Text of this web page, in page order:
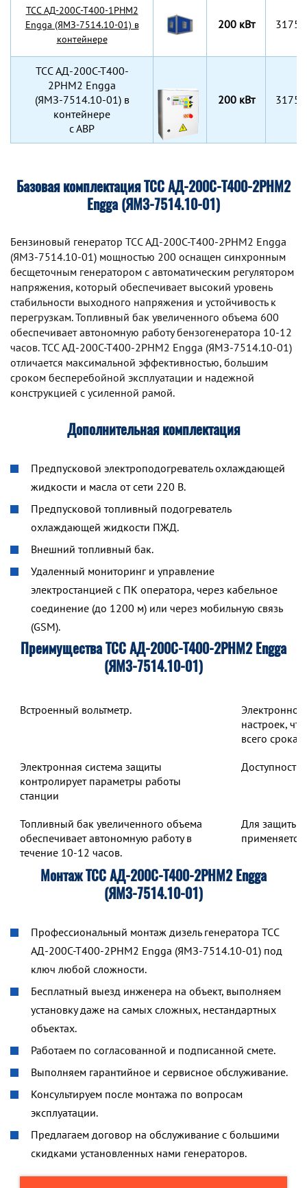
TCC АД-200С-Т400-1РНМ2
Engga (ЯМЗ-7514.10-01) в
контейнере
200 кВт
TCC АД-200С-Т400-
2РНМ2 Engga
(ЯМЗ-7514.10-01) в
контейнере
с АВР
200 кВт
Базовая комплектация ТСС АД-200С-Т400-2РНМ2
Engga (ЯМЗ-7514.10-01)
Бензиновый генератор TCC АД-200С-Т400-2РНМ2 Engga
(ЯМЗ-7514.10-01) мощностью 200 оснащен синхронным
беcщеточным генератором с автоматическим регулятором
напряжения, который обеспечивает высокий уровень
стабильности выходного напряжения и устойчивость к
перегрузкам. Топливный бак увеличенного объема 600
обеспечивает автономную работу бензогенератора 10-12
часов. TCC АД-200С-Т400-2РНМ2 Engga (ЯМЗ-7514.10-01)
отличается максимальной эффективностью, большим
сроком бесперебойной эксплуатации и надежной
конструкцией с усиленной рамой.
Дополнительная комплектация
Предпусковой электроподогреватель охлаждающей
жидкости и масла от сети 220 В.
Предпусковой топливный подогреватель
охлаждающей жидкости ПЖД.
Внешний топливный бак.
Удаленный мониторинг и управление
электростанцией с ПК оператора, через кабельное
соединение (до 1200 м) или через мобильную связь
(GSM).
Преимущества ТСС АД-200С-Т400-2РНМ2 Engga
(ЯМЗ-7514.10-01)
Встроенный вольтметр.
настроек,
всего срока
Электронная система защиты
контролирует параметры работы
станции
Доступность
Топливный бак увеличенного объема
обеспечивает автономную работу в
течение 10-12 часов.
Для защиты
Монтаж ТСС АД-200С-Т400-2РНМ2 Engga
(ЯМЗ-7514.10-01)
Профессиональный монтаж дизель генератора ТСС
АД-200С-Т400-2РНМ2 Engga (ЯМЗ-7514.10-01) под
ключ любой сложности.
Бесплатный выезд инженера на объект, выполняем
установку даже на самых сложных, нестандартных
объектах.
Работаем по согласованной и подписанной смете.
Выполняем гарантийное и сервисное обслуживание.
Консультируем после монтажа по вопросам
эксплуатации.
Предлагаем договор на обслуживание с большими
скидками установленных нами генераторов.